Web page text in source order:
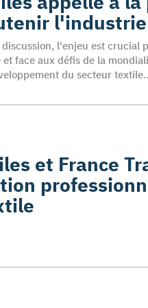
l'enjeu est
face aux défis de la
du secteur
et France